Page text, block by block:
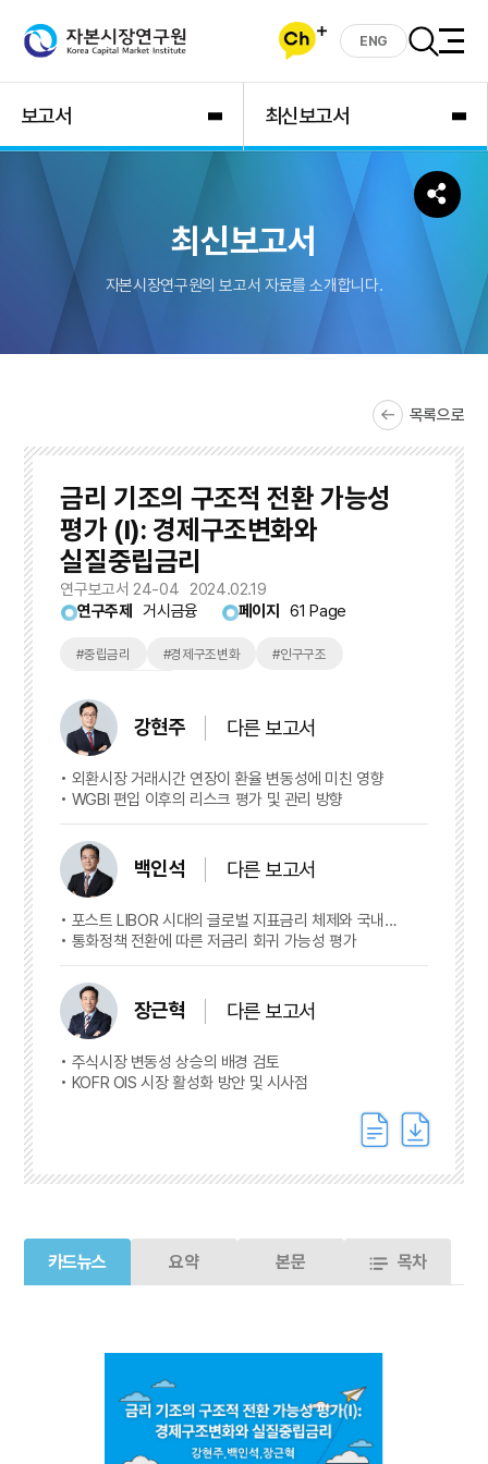
ENG
보고서 최신보고서
최신보고서
자본시장연구원의 보고서 자료를 소개합니다.
목록으로
금리 기조의 구조적 전환 가능성
평가 (I): 경제구조변화와
실질중립금리
연구보고서 24-04 2024.02.19
연구주제
거시금융 페이지 61 Page
#중립금리 #경제구조변화 #인구구조
강현주 다른 보고서
외환시장 거래시간 연장이 환율 변동성에 미친 영향
WGBI 편입 이후의 리스크 평가 및 관리 방향
백인석 다른 보고서
포스트 LIBOR 시대의 글로벌 지표금리 체제와 국내
시사점
통화정책 전환에 따른 저금리 회귀 가능성 평가
장근혁 다른 보고서
주식시장 변동성 상승의 배경 검토
KOFR OIS 시장 활성화 방안 및 시사점
카드뉴스 요약 본문 목차